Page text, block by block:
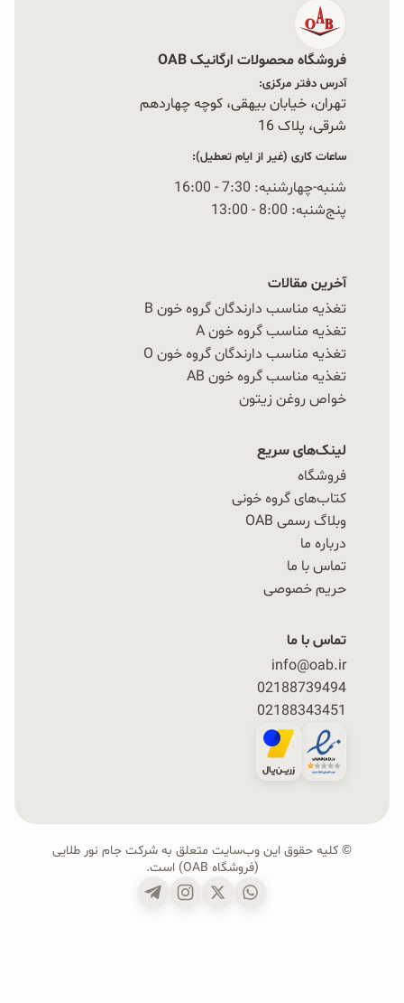
فروشگاه محصولات ارگانیک OAB
آدرس دفتر مرکزی:
تهران، خیابان بیهقی، کوچه چهاردهم
شرقی، پلاک 16‭
ساعات کاری (غیر از ایام تعطیل):
شنبه-چهارشنبه: 7:30 - 16:00
پنج‌شنبه: 8:00 - 13:00
آخرین مقالات
تغذیه مناسب دارندگان گروه خون B
تغذیه مناسب گروه خون A
تغذیه مناسب دارندگان گروه خون O
تغذیه مناسب گروه خون AB
خواص روغن زیتون
لینک‌های سریع
فروشگاه
کتاب‌های گروه خونی
وبلاگ رسمی OAB
درباره ما
تماس با ما
حریم خصوصی
تماس با ما
info@oab.ir
02188739494
02188343451
© کلیه حقوق این وب‌سایت متعلق به شرکت جام نور طلایی
(فروشگاه OAB) است.